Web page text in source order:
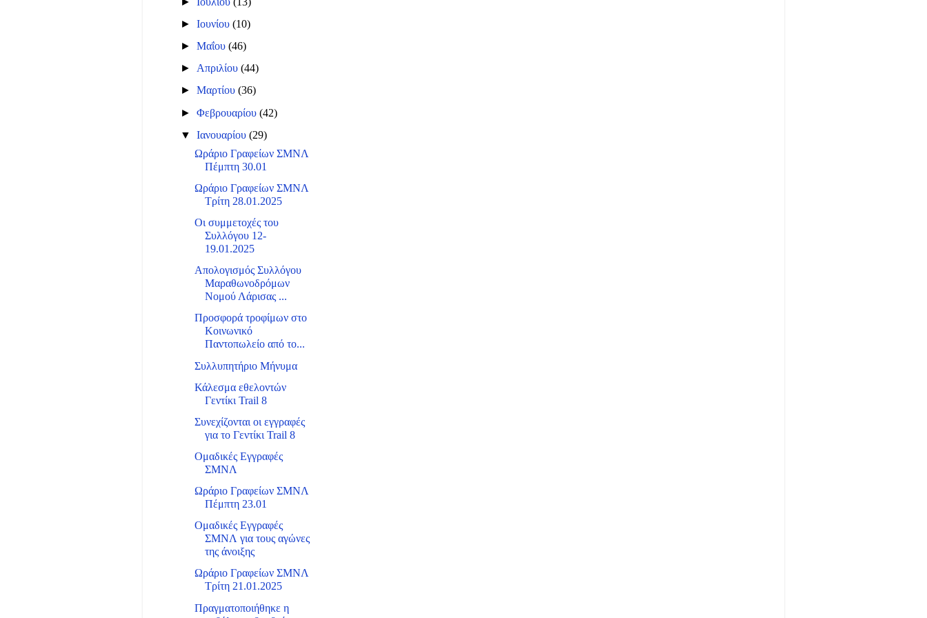
►Ιουνίου(10)
►Μαΐου(46)
► Απριλίου(44)
►Μαρτίου(36)
►Φεβρουαρίου(42)
▼Ιανουαρίου(29)
Ωράριο Γραφείων ΣΜΝΛ
Πέμπτη 30.01
Ωράριο Γραφείων ΣΜΝΛ
Τρίτη 28.01.2025
Οι συμμετοχές του
Συλλόγου 12-
19.01.2025
Απολογισμός Συλλόγου
Μαραθωνοδρόμων
Νομού Λάρισας ...
Προσφορά τροφίμων στο
Κοινωνικό
Παντοπωλείο από το...
Συλλυπητήριο Μήνυμα
Κάλεσμα εθελοντών
Γεντίκι Trail 8
Συνεχίζονται οι εγγραφές
για το Γεντίκι Trail 8
Ομαδικές Εγγραφές
ΣΜΝΛ
Ωράριο Γραφείων ΣΜΝΛ
Πέμπτη 23.01
Ομαδικές Εγγραφές
ΣΜΝΛ για τους αγώνες
της άνοιξης
Ωράριο Γραφείων ΣΜΝΛ
Τρίτη 21.01.2025
Πραγματοποιήθηκε η